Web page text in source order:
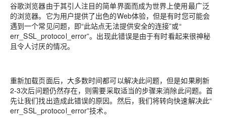
谷歌浏览器由于其引人注目的简单界面而成为世界上使用最广泛
的浏览器。它为用户提供了出色的Web体验，但是有时您可能会
遇到一个常见问题，即“此站点无法提供安全的连接”或“
err_SSL_protocol_error”。出现此错误是由于有时看起来很神秘
且令人讨厌的情况。
重新加载页面后，大多数时间都可以解决此问题，但是如果刷新
2-3次后问题仍然存在，则需要采取适当的步骤来消除此问题。首
先让我们找出造成此错误的原因。然后，我们将转向快速解决此“
err_SSL_protocol_error”技术。